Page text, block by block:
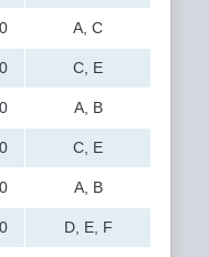
A, C
C, E
A, B
C, E
A, B
D, E, F